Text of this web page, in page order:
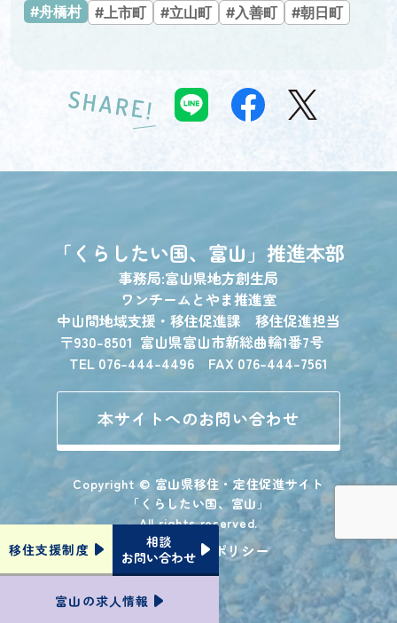
#舟橋村
#上市町 #立山町 #入善町 #朝日町
SHARE!
移住支援制度
相談
お問い合わせ
富山の求人情報
「くらしたい国、富山」 推進本部
事務局:富山県地方創生局
ワンチームとやま推進室
中山間地域支援・移住促進課 移住促進担当
〒930-8501 富山県富山市新総曲輪1番7号
TEL 076-444-4496 FAX 076-444-7561
本サイトへのお問い合わせ
Copyright © 富山県移住・定住促進サイト
「くらしたい国、富山」
All rights reserved.
プライバシーポリシー